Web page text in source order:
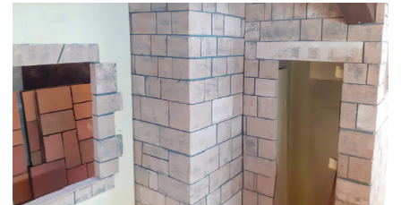
entrevista
esports
medi ambient
opinió
política
farmàcies
telèfons
calendari